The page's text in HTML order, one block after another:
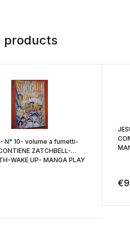
products
N° 10- volume a fumetti-
ZATCHBELL-
WAKE UP- MANGA PLAY
€